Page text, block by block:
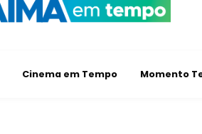
Cinema em Tempo Momento